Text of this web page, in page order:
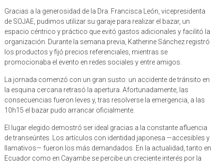
Gracias a la generosidad de la Dra. Francisca León, vicepresidenta
de SOJAE, pudimos utilizar su garaje para realizar el bazar, un
espacio céntrico y práctico que evitó gastos adicionales y facilitó la
organización. Durante la semana previa, Katherine Sánchez registró
los productos y fijó precios referenciales, mientras se
promocionaba el evento en redes sociales y entre amigos.
La jornada comenzó con un gran susto: un accidente de tránsito en
la esquina cercana retrasó la apertura. Afortunadamente, las
consecuencias fueron leves y, tras resolverse la emergencia, a las
10h15 el bazar pudo arrancar oficialmente.
El lugar elegido demostró ser ideal gracias a la constante afluencia
de transeúntes. Los artículos con identidad japonesa —accesibles y
llamativos— fueron los más demandados. En la actualidad, tanto en
Ecuador como en Cayambe se percibe un creciente interés por la